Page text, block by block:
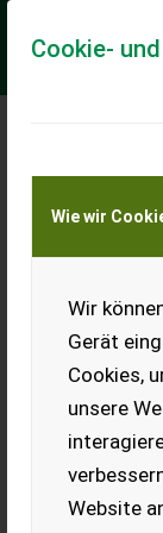
Cookie-
Wie wir
Wir
Gerät
Cookies,
unsere
Website
Meine
Transport
Ladeort